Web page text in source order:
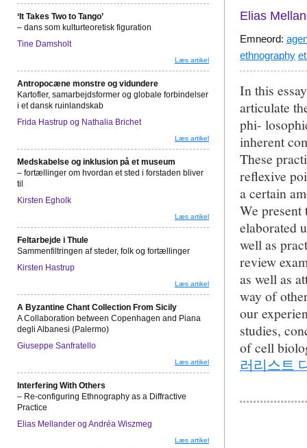
‘It Takes Two to Tango’
– dans som kulturteoretisk figuration
Tine Damsholt
Læs artikel
Antropocæne monstre og vidundere
Kartofler, samarbejdsformer og globale forbindelser
i et dansk ruinlandskab
Frida Hastrup og Nathalia Brichet
Læs artikel
Medskabelse og inklusion på et museum
– fortællinger om hvordan et sted i forstaden bliver
til
Kirsten Egholk
Læs artikel
Feltarbejde i Thule
Sammenfiltringen af steder, folk og fortællinger
Kirsten Hastrup
Læs artikel
A Byzantine Chant Collection From Sicily
A Cοllaboration between Cοpenhagen and Piana
degli Albanesi (Palermo)
Giuseppe Sanfratello
Læs artikel
Interfering With Others
– Re-configuring Ethnography as a Diffractive
Practice
Elias Mellander og Andréa Wiszmeg
Læs artikel
Elias
Emneord:
ethnography
In this
articulate
phi-
inherent
These
reflexive
a certain
We
elaborated
well as
review
as well as
way of
our
studies,
of cell
러리스트